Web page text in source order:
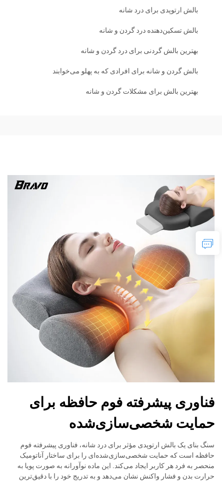
بالش ارتوپدی برای درد شانه
بالش تسکین‌دهنده درد گردن و شانه
بهترین بالش گردنی برای درد گردن و شانه
بالش گردن و شانه برای افرادی که به پهلو می‌خوابند
بهترین بالش برای مشکلات گردن و شانه
فناوری پیشرفته فوم حافظه برای
حمایت شخصی‌سازی‌شده
سنگ بنای یک بالش ارتوپدی مؤثر برای درد شانه، فناوری پیشرفته فوم
حافظه است که حمایت شخصی‌سازی‌شده‌ای را برای ساختار آناتومیک
منحصر به فرد هر کاربر ایجاد می‌کند. این ماده نوآورانه به صورت پویا به
حرارت بدن و فشار واکنش نشان می‌دهد و به تدریج خود را با دقیق‌ترین